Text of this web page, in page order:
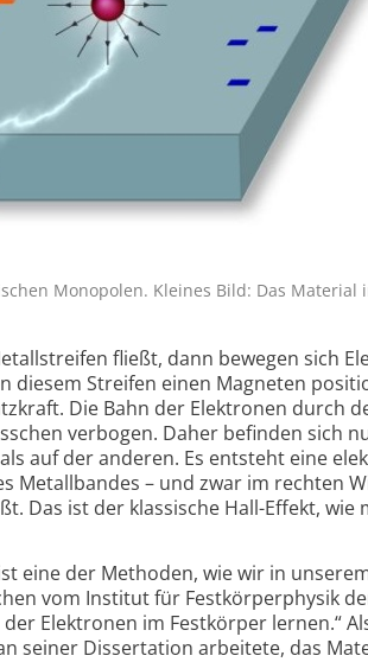
Monopolen. Kleines Bild: Das Material
fließt, dann bewegen sich
diesem Streifen einen Magneten
Die Bahn der Elektronen durch
verbogen. Daher befinden sich
auf der anderen. Es entsteht eine
Metallbandes – und zwar im rechten
Das ist der klassische Hall-Effekt, wie
eine der Methoden, wie wir in
vom Institut für Festkörper­physik
Elektronen im Festkörper lernen.“
seiner Dissertation arbeitete, das